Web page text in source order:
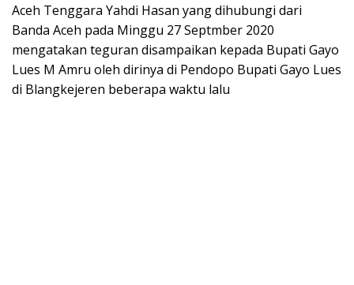
Aceh Tenggara Yahdi Hasan yang dihubungi dari
Banda Aceh pada Minggu 27 Septmber 2020
mengatakan teguran disampaikan kepada Bupati Gayo
Lues M Amru oleh dirinya di Pendopo Bupati Gayo Lues
di Blangkejeren beberapa waktu lalu